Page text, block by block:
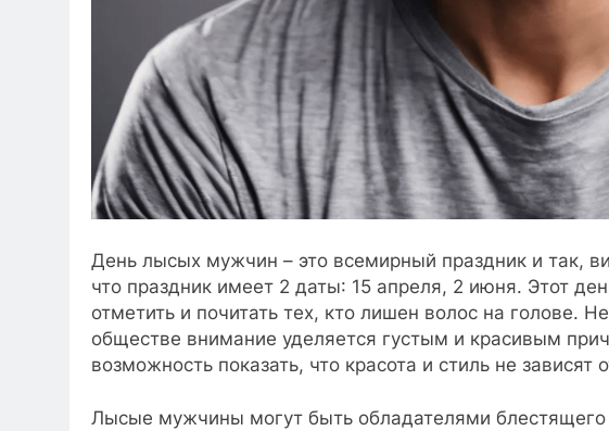
День лысых мужчин – это всемирный праздник и так,
что праздник имеет 2 даты: 15 апреля, 2 июня. Этот
отметить и почитать тех, кто лишен волос на голове.
обществе внимание уделяется густым и красивым
возможность показать, что красота и стиль не зависят
Лысые мужчины могут быть обладателями